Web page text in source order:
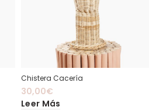
Chistera Cacería
30,00€
Leer Más